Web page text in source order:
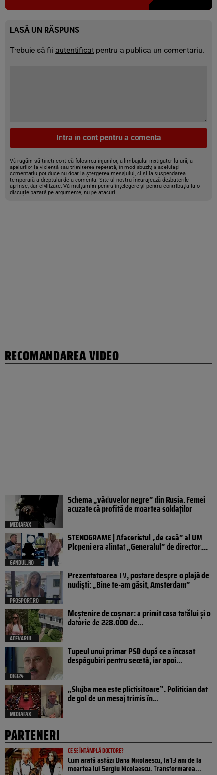
LASĂ UN RĂSPUNS
Trebuie să fii autentificat pentru a publica un comentariu.
Intră în cont pentru a comenta
Vă rugăm să țineți cont că folosirea injuriilor, a limbajului instigator la ură, a
apelurilor la violență sau trimiterea repetată, în mod abuziv, a aceluiași
comentariu pot duce nu doar la ștergerea mesajului, ci și la suspendarea
temporară a dreptului de a comenta. Site-ul nostru încurajează dezbaterile
aprinse, dar civilizate. Vă mulțumim pentru înțelegere și pentru contribuția la o
discuție bazată pe argumente, nu pe atacuri.
RECOMANDAREA VIDEO
MEDIAFAX
Schema „văduvelor negre” din Rusia. Femei
acuzate că profită de moartea soldaților
GANDUL.RO
STENOGRAME | Afaceristul „de casă” al UM
Plopeni era alintat „Generalul” de director....
PROSPORT.RO
Prezentatoarea TV, postare despre o plajă de
nudiști: „Bine te-am găsit, Amsterdam”
ADEVARUL
Moștenire de coșmar: a primit casa tatălui și o
datorie de 228.000 de...
DIGI24
Tupeul unui primar PSD după ce a încasat
despăgubiri pentru secetă, iar apoi...
MEDIAFAX
„Slujba mea este plictisitoare”. Politician dat
de gol de un mesaj trimis în...
PARTENERI
CE SE ÎNTÂMPLĂ DOCTORE?
Cum arată astăzi Dana Nicolaescu, la 13 ani de la
moartea lui Sergiu Nicolaescu. Transformarea...